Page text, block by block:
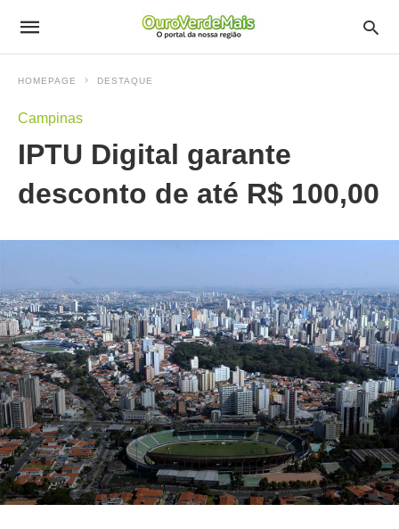
HOMEPAGE DESTAQUE
Campinas
IPTU Digital garante
desconto de até R$ 100,00